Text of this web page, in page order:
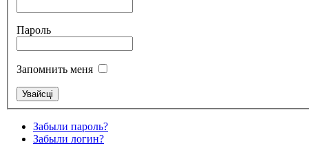
Пароль
Запомнить меня
Забыли пароль?
Забыли логин?